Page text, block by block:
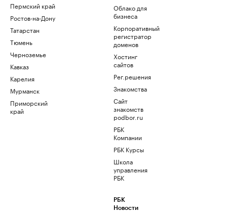
Пермский край
Ростов-на-Дону
Татарстан
Тюмень
Черноземье
Кавказ
Карелия
Мурманск
Приморский
край
Облако для
бизнеса
Корпоративный
регистратор
доменов
Хостинг
сайтов
Рег.решения
Знакомства
Сайт
знакомств
podbor.ru
РБК
Компании
РБК Курсы
Школа
управления
РБК
РБК
Новости